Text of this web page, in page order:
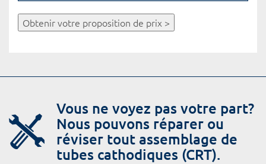
Obtenir votre proposition de prix >
Vous ne voyez pas votre part?
Nous pouvons réparer ou
réviser tout assemblage de
tubes cathodiques (CRT).